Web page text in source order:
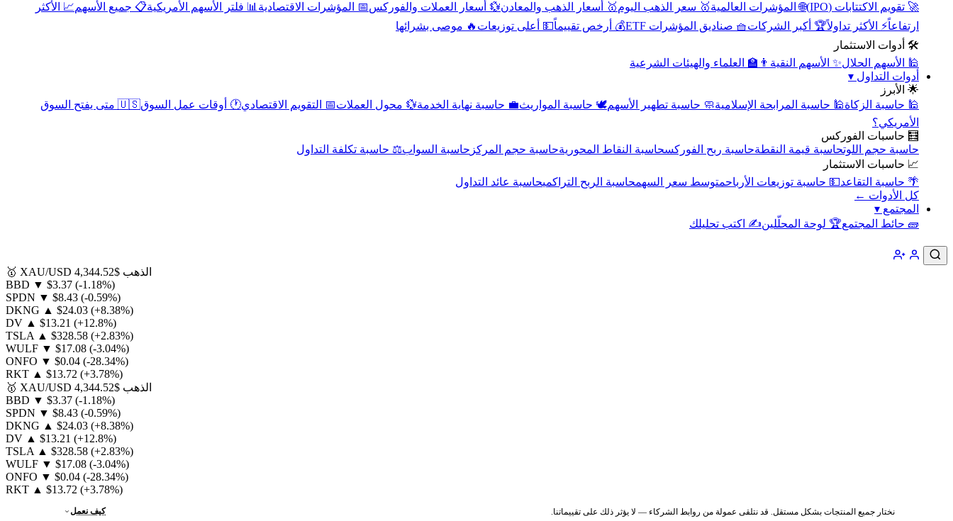
🚀 تقويم الاكتتابات (IPO)
🌐 المؤشرات العالمية🥇 سعر الذهب اليوم🥇 أسعار الذهب والمعادن💱 أسعار العملات والفوركس📅 المؤشرات الاقتصادية 📊 فلتر الأسهم الأمريكية📋 جميع الأسهم📈 الأكثر
ارتفاعاً⚡ الأكثر تداولاً🏆 أكبر الشركات🧺 صناديق المؤشرات ETF 💰 أرخص تقييماً💵 أعلى توزيعات 🔥 موصى بشرائها
🛠️ أدوات الاستثمار
🕌 الأسهم الحلال✨ الأسهم النقية 👨‍🏫 العلماء والهيئات الشرعية
أدوات التداول ▾
🌟 الأبرز
🕌 حاسبة الزكاة🕌 حاسبة المرابحة الإسلامية🧼 حاسبة تطهير الأسهم🕊️ حاسبة المواريث💼 حاسبة نهاية الخدمة💱 محول العملات📅 التقويم الاقتصادي🕐 أوقات عمل السوق
🇺🇸 متى يفتح السوق
الأمريكي؟
🧮 حاسبات الفوركس
حاسبة حجم اللوتحاسبة قيمة النقطةحاسبة ربح الفوركسحاسبة النقاط المحوريةحاسبة حجم المركز حاسبة السواب⚖️ حاسبة تكلفة التداول
📈 حاسبات الاستثمار
🌴 حاسبة التقاعد💵 حاسبة توزيعات الأرباحمتوسط سعر السهمحاسبة الربح التراكميحاسبة عائد التداول
كل الأدوات ←
المجتمع ▾
🧱 حائط المجتمع🏆 لوحة المحلّلين✍️ اكتب تحليلك
🥇 XAU/USD الذهب $4,344.52
BBD ▼ $3.37 (-1.18%)
SPDN ▼ $8.43 (-0.59%)
DKNG ▲ $24.03 (+8.38%)
DV ▲ $13.21 (+12.8%)
TSLA ▲ $328.58 (+2.83%)
WULF ▼ $17.08 (-3.04%)
ONFO ▼ $0.04 (-28.34%)
RKT ▲ $13.72 (+3.78%)
🥇 XAU/USD الذهب $4,344.52
BBD ▼ $3.37 (-1.18%)
SPDN ▼ $8.43 (-0.59%)
DKNG ▲ $24.03 (+8.38%)
DV ▲ $13.21 (+12.8%)
TSLA ▲ $328.58 (+2.83%)
WULF ▼ $17.08 (-3.04%)
ONFO ▼ $0.04 (-28.34%)
RKT ▲ $13.72 (+3.78%)
نختار جميع المنتجات بشكل مستقل. قد نتلقى عمولة من روابط الشركاء — لا يؤثر ذلك على تقييماتنا. كيف نعمل